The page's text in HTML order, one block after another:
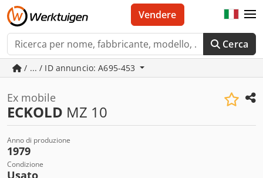
Cerca
Vendere
/ ... / ID annuncio: A695-453
Ex mobile
ECKOLD MZ 10
Anno di produzione
1979
Condizione
Usato